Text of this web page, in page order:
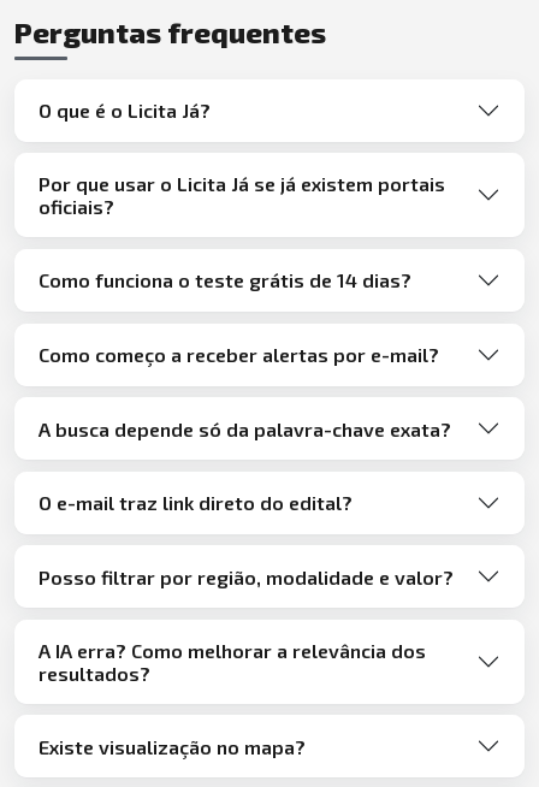
Perguntas frequentes
O que é o Licita Já?
Por que usar o Licita Já se já existem portais
oficiais?
Como funciona o teste grátis de 14 dias?
Como começo a receber alertas por e-mail?
A busca depende só da palavra-chave exata?
O e-mail traz link direto do edital?
Posso filtrar por região, modalidade e valor?
A IA erra? Como melhorar a relevância dos
resultados?
Existe visualização no mapa?